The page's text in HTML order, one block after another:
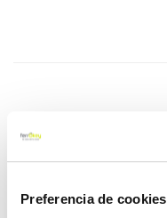
Preferencia de cookies